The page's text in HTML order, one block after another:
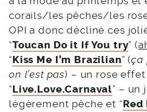
corails/les pêches/les
OPI a donc décliné ces
“Toucan Do it If You try” (
“Kiss Me I’m Brazilian” (ça
on l’est pas) – un rose
“Live.Love.Carnaval” – un
légèrement pêche et “Red